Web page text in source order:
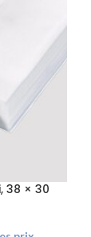
38 × 30